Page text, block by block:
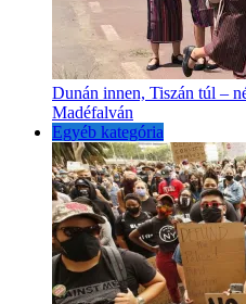
Dunán innen, Tiszán túl –
Madéfalván
Egyéb kategória